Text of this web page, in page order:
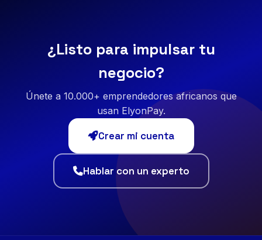
¿Listo para impulsar tu
negocio?
Únete a 10.000+ emprendedores africanos que
usan ElyonPay.
Crear mi cuenta
Hablar con un experto